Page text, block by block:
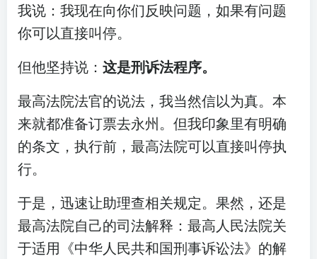
我说：我现在向你们反映问题，如果有问题
你可以直接叫停。
但他坚持说： 这是刑诉法程序。
最高法院法官的说法，我当然信以为真。本
来就都准备订票去永州。但我印象里有明确
的条文，执行前，最高法院可以直接叫停执
行。
于是，迅速让助理查相关规定。果然，还是
最高法院自己的司法解释：最高人民法院关
于适用《中华人民共和国刑事诉讼法》的解